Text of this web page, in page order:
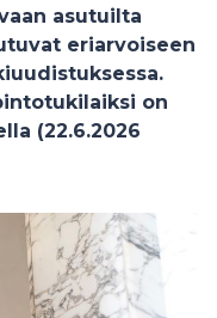
asutuilta
eriarvoiseen
on
(22.6.2026